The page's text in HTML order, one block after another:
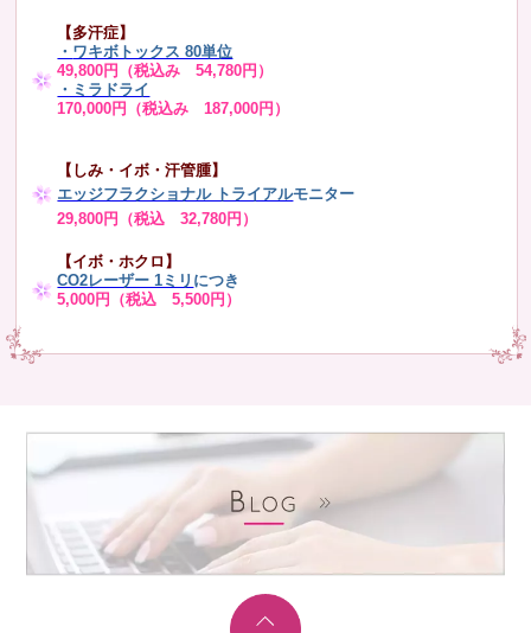
【多汗症】
・ ワキボトックス 80単位
49,800円（税込み 54,780円）
・ミラドライ
170,000円（税込み 187,000円）
【しみ・イボ・汗管腫】
エッジフラクショナル トライアルモニター
29,800円（税込 32,780円）
【イボ・ホクロ】
CO2レーザー 1ミリ につき
5,000円（税込 5,500円）